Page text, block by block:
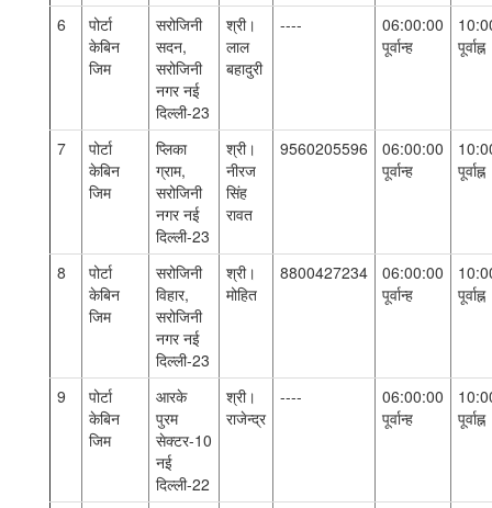
6
पोर्टा
केबिन
जिम
सरोजिनी
सदन,
सरोजिनी
नगर नई
दिल्ली-23
श्री।
लाल
बहादुरी
----
06:00:00
पूर्वान्ह
पूर्वाह्न
7
पोर्टा
केबिन
जिम
प्लिका
ग्राम,
सरोजिनी
नगर नई
दिल्ली-23
श्री।
नीरज
सिंह
रावत
9560205596
06:00:00
पूर्वान्ह
पूर्वाह्न
8
पोर्टा
केबिन
जिम
सरोजिनी
विहार,
सरोजिनी
नगर नई
दिल्ली-23
श्री।
मोहित
8800427234
06:00:00
पूर्वान्ह
पूर्वाह्न
9
पोर्टा
केबिन
जिम
आरके
पुरम
सेक्टर-10
नई
दिल्ली-22
श्री।
राजेन्द्र
----
06:00:00
पूर्वान्ह
पूर्वाह्न